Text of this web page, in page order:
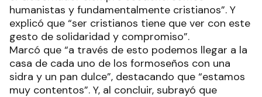
humanistas y fundamentalmente cristianos”. Y
explicó que “ser cristianos tiene que ver con este
gesto de solidaridad y compromiso”.
Marcó que “a través de esto podemos llegar a la
casa de cada uno de los formoseños con una
sidra y un pan dulce”, destacando que “estamos
muy contentos”. Y, al concluir, subrayó que